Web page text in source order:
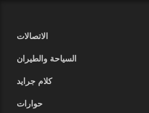
الاتصالات
السياحة والطيران
كلام جرايد
حوارات